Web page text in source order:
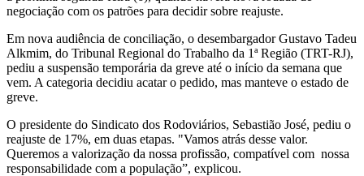
negociação com os patrões para decidir sobre reajuste.
Em nova audiência de conciliação, o desembargador Gustavo Tadeu
Alkmim, do Tribunal Regional do Trabalho da 1ª Região (TRT-RJ),
pediu a suspensão temporária da greve até o início da semana que
vem. A categoria decidiu acatar o pedido, mas manteve o estado de
greve.
O presidente do Sindicato dos Rodoviários, Sebastião José, pediu o
reajuste de 17%, em duas etapas. "Vamos atrás desse valor.
Queremos a valorização da nossa profissão, compatível com nossa
responsabilidade com a população”, explicou.